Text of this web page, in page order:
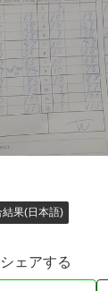
結果(日本語)
シェアする